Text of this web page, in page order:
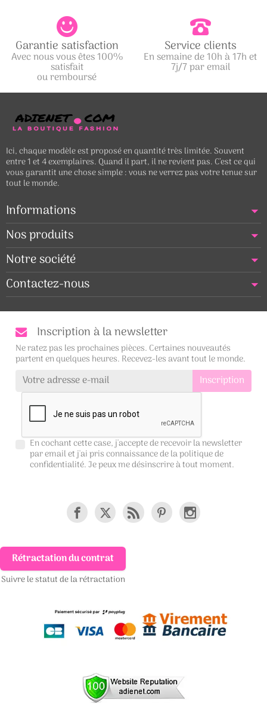
Garantie satisfaction
Avec nous vous êtes 100%
satisfait
ou remboursé
Service clients
En semaine de 10h à 17h et
7j/7 par email
Ici, chaque modèle est proposé en quantité très limitée. Souvent
entre 1 et 4 exemplaires. Quand il part, il ne revient pas. C’est ce qui
vous garantit une chose simple : vous ne verrez pas votre tenue sur
tout le monde.
Informations
Nos produits
Notre société
Contactez-nous
Inscription à la newsletter
Ne ratez pas les prochaines pièces. Certaines nouveautés
partent en quelques heures. Recevez-les avant tout le monde.
En cochant cette case, j'accepte de recevoir la newsletter
par email et j'ai pris connaissance de lapolitique de
confidentialité. Je peux me désinscrire à tout moment.
Rétractation du contrat
Suivre le statut de la rétractation